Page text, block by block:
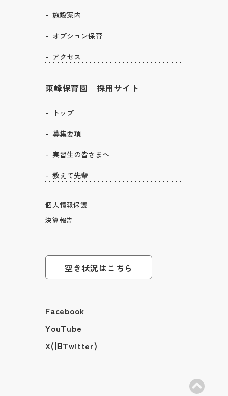
施設案内
オプション保育
アクセス
東峰保育園 採用サイト
トップ
募集要項
実習生の皆さまへ
教えて先輩
個人情報保護
決算報告
空き状況はこちら
Facebook
YouTube
X(旧Twitter)